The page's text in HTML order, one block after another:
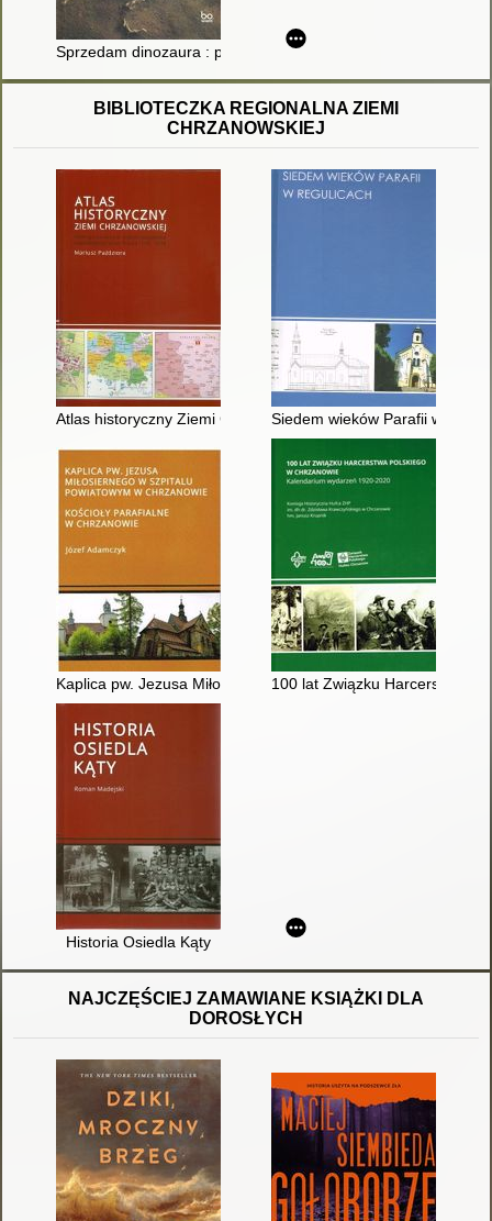
Sprzedam dinozaura : paleontolodzy, kolekcjonerzy i przemyt
BIBLIOTECZKA REGIONALNA ZIEMI
CHRZANOWSKIEJ
Atlas historyczny Ziemi Chrzanowskiej : atlas opracowany w
Siedem wieków Parafii w
Kaplica pw. Jezusa Miłosiernego w Szpitalu Powiatowym w
100 lat Związku Harcerstwa
Historia Osiedla Kąty
NAJCZĘŚCIEJ ZAMAWIANE KSIĄŻKI DLA
DOROSŁYCH